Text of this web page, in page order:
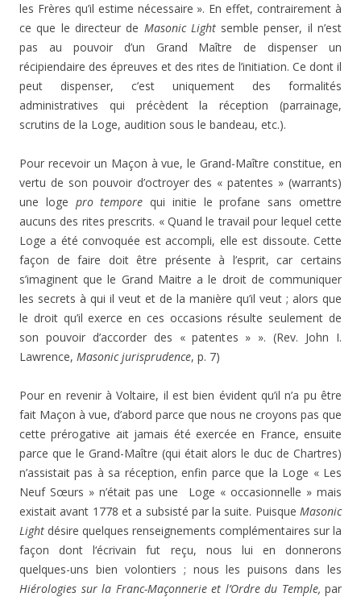
les Frères qu’il estime nécessaire ». En effet, contrairement à
ce que le directeur de Masonic Lightsemble penser, il n’est
pas au pouvoir d’un Grand Maître de dispenser un
récipiendaire des épreuves et des rites de l’initiation. Ce dont il
peut dispenser, c’est uniquement des formalités
administratives qui précèdent la réception (parrainage,
scrutins de la Loge, audition sous le bandeau, etc.).
Pour recevoir un Maçon à vue, le Grand-Maître constitue, en
vertu de son pouvoir d’octroyer des « patentes » (warrants)
une loge pro tempore qui initie le profane sans omettre
aucuns des rites prescrits. « Quand le travail pour lequel cette
Loge a été convoquée est accompli, elle est dissoute. Cette
façon de faire doit être présente à l’esprit, car certains
s’imaginent que le Grand Maitre a le droit de communiquer
les secrets à qui il veut et de la manière qu’il veut ; alors que
le droit qu’il exerce en ces occasions résulte seulement de
son pouvoir d’accorder des « patentes » ». (Rev. John I.
Lawrence, Masonic jurisprudence, p. 7)
Pour en revenir à Voltaire, il est bien évident qu’il n’a pu être
fait Maçon à vue, d’abord parce que nous ne croyons pas que
cette prérogative ait jamais été exercée en France, ensuite
parce que le Grand-Maître (qui était alors le duc de Chartres)
n’assistait pas à sa réception, enfin parce que la Loge « Les
Neuf Sœurs » n’était pas une Loge « occasionnelle » mais
existait avant 1778 et a subsisté par la suite. Puisque Masonic
Light désire quelques renseignements complémentaires sur la
façon dont l‘écrivain fut reçu, nous lui en donnerons
quelques-uns bien volontiers ; nous les puisons dans les
Hiérologies sur la Franc-Maçonnerie et l’Ordre du Temple, par